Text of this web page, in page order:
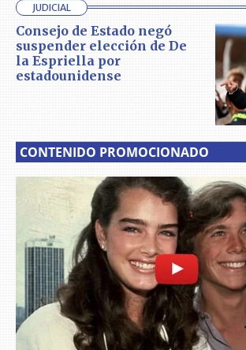
JUDICIAL
Consejo de Estado negó
suspender elección de De
la Espriella por
estadounidense